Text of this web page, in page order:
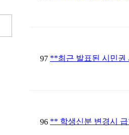
97 **최근 발표된 시민
96 ** 학생신분 변경시